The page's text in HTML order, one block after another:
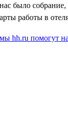
было
работы в
hh.ru помогут